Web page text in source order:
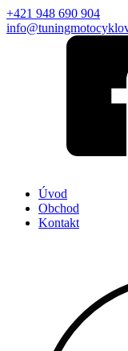
+421 948 690 904
Úvod
Obchod
Kontakt